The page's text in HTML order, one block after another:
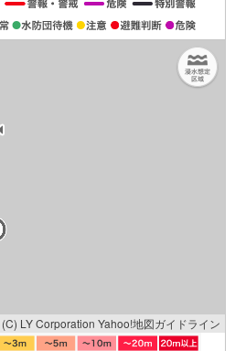
(C) LY Corporation Yahoo!地図ガイドライン